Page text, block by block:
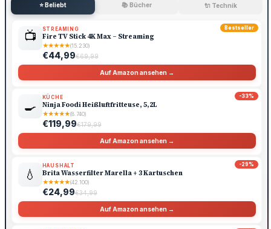
⭐ Beliebt 📚 Bücher 🔌 Technik
Bestseller
📺 STREAMING
Fire TV Stick 4K Max – Streaming
★★★★★(15.230)
€44,99€69,99
Auf Amazon ansehen →
-33%
🍳
KÜCHE
Ninja Foodi Heißluftfritteuse, 5,2L
★★★★★(8.740)
€119,99€179,99
Auf Amazon ansehen →
-29%
💧
HAUSHALT
Brita Wasserfilter Marella + 3 Kartuschen
★★★★★(42.100)
€24,99€34,99
Auf Amazon ansehen →